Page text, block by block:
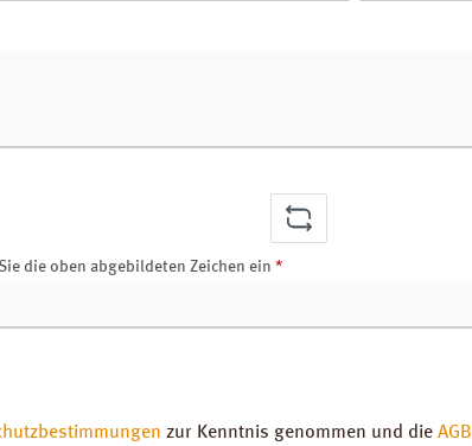
die oben abgebildeten Zeichen ein *
zur Kenntnis genommen und die AGB